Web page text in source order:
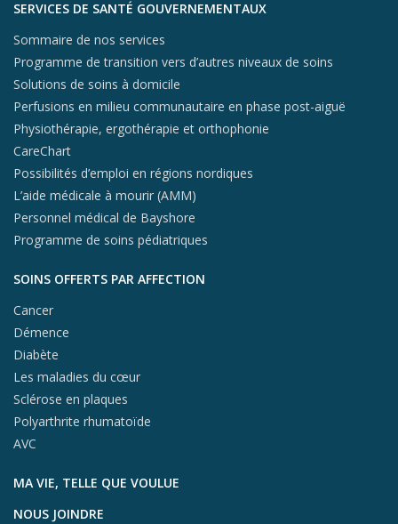
SERVICES DE SANTÉ GOUVERNEMENTAUX
Sommaire de nos services
Programme de transition vers d’autres niveaux de soins
Solutions de soins à domicile
Perfusions en milieu communautaire en phase post-aiguë
Physiothérapie, ergothérapie et orthophonie
CareChart
Possibilités d’emploi en régions nordiques
L’aide médicale à mourir (AMM)
Personnel médical de Bayshore
Programme de soins pédiatriques
SOINS OFFERTS PAR AFFECTION
Cancer
Démence
Diabète
Les maladies du cœur
Sclérose en plaques
Polyarthrite rhumatoïde
AVC
MA VIE, TELLE QUE VOULUE
NOUS JOINDRE